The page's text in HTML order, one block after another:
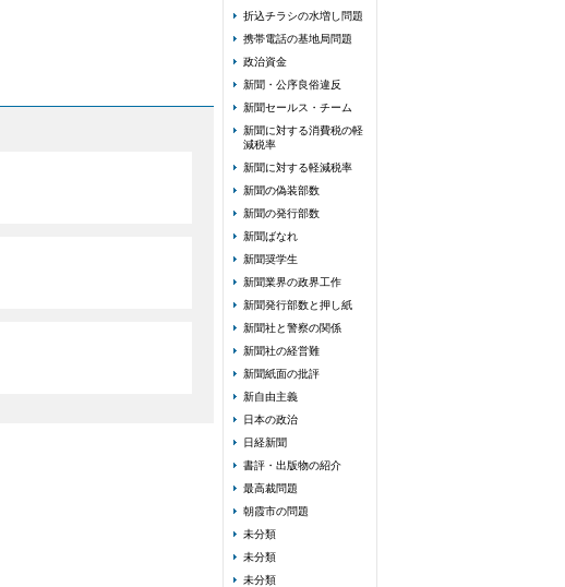
折込チラシの水増し問題
携帯電話の基地局問題
政治資金
新聞・公序良俗違反
新聞セールス・チーム
新聞に対する消費税の軽
減税率
新聞に対する軽減税率
新聞の偽装部数
新聞の発行部数
新聞ばなれ
新聞奨学生
新聞業界の政界工作
新聞発行部数と押し紙
新聞社と警察の関係
新聞社の経営難
新聞紙面の批評
新自由主義
日本の政治
日経新聞
書評・出版物の紹介
最高裁問題
朝霞市の問題
未分類
未分類
未分類